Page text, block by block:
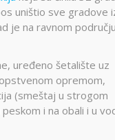
uništio sve gradove
je na ravnom
uređeno šetalište uz
opremom,
(smeštaj u strogom
i na obali i u